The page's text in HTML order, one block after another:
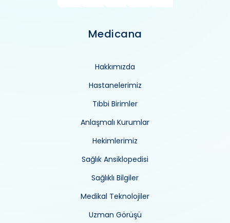
Medicana
Hakkımızda
Hastanelerimiz
Tıbbi Birimler
Anlaşmalı Kurumlar
Hekimlerimiz
Sağlık Ansiklopedisi
Sağlıklı Bilgiler
Medikal Teknolojiler
Uzman Görüşü